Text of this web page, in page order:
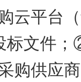
云平台
标文件
购供应